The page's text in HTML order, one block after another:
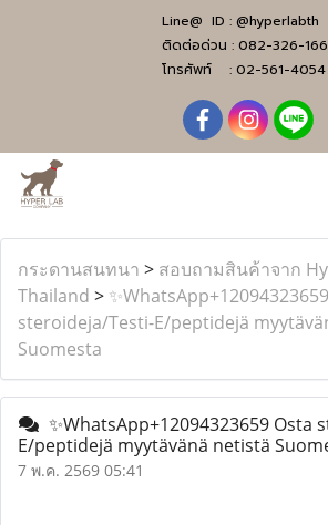
Line@ ID : @hyperlabth
ติดต่อด่วน : 082-326-
โทรศัพท์ : 02-561-4054
กระดานสนทนา > สอบถามสินค้าจาก
Thailand >
steroideja/Testi-E/peptidejä
Suomesta
✨WhatsApp+12094323659 Osta
E/peptidejä myytävänä netistä
7 พ.ค. 2569 05:41